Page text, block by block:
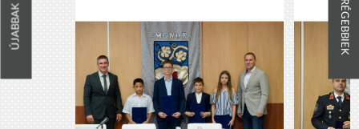
ÚJABBAK RÉGEBBIEK